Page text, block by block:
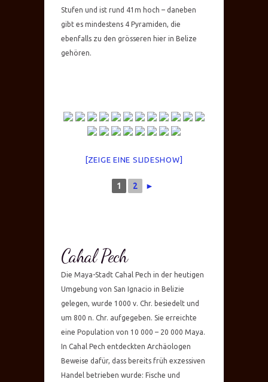
Stufen und ist rund 41m hoch – daneben
gibt es mindestens 4 Pyramiden, die
ebenfalls zu den grösseren hier in Belize
gehören.
[ZEIGE EINE SLIDESHOW]
1 2 ►
Cahal Pech
Die Maya-Stadt Cahal Pech in der heutigen
Umgebung von San Ignacio in Belizie
gelegen, wurde 1000 v. Chr. besiedelt und
um 800 n. Chr. aufgegeben. Sie erreichte
eine Population von 10 000 – 20 000 Maya.
In Cahal Pech entdeckten Archäologen
Beweise dafür, dass bereits früh exzessiven
Handel betrieben wurde: Fische und